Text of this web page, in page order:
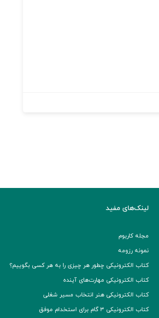
لینک‌های مفید
مجله کاربوم
نمونه رزومه
کتاب الکترونیکی چطور هر چیزی را به هر کسی بگوییم؟
کتاب الکترونیکی مهارت‌های آینده
کتاب الکترونیکی هنر انتخاب مسیر شغلی
کتاب الکترونیکی ۳ گام برای استخدام موفق